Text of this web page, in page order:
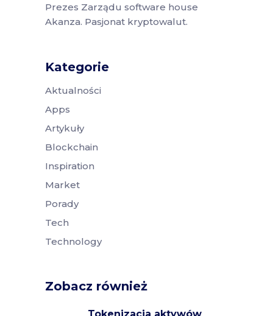
Prezes Zarządu software house
Akanza. Pasjonat kryptowalut.
Kategorie
Aktualności
Apps
Artykuły
Blockchain
Inspiration
Market
Porady
Tech
Technology
Zobacz również